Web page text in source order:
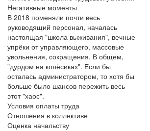
Негативные моменты
В 2018 поменяли почти весь
руководящий персонал, началась
настоящая "школа выживания", вечные
упрёки от управляющего, массовые
увольнения, сокращения. В общем,
"дурдом на колёсиках". Если бы
осталась администратором, то хотя бы
больше было шансов пережить весь
этот "хаос".
Условия оплаты труда
Отношения в коллективе
Оценка начальству